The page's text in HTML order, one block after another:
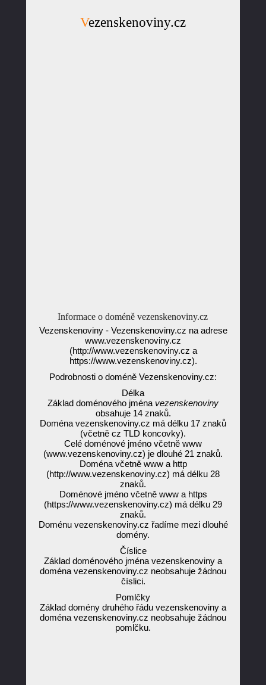
Vezenskenoviny.cz
Informace o doméně vezenskenoviny.cz
Vezenskenoviny - Vezenskenoviny.cz na adrese
www.vezenskenoviny.cz
(http://www.vezenskenoviny.cz a
https://www.vezenskenoviny.cz).
Podrobnosti o doméně Vezenskenoviny.cz:
Délka
Základ doménového jména vezenskenoviny
obsahuje 14 znaků.
Doména vezenskenoviny.cz má délku 17 znaků
(včetně cz TLD koncovky).
Celé doménové jméno včetně www
(www.vezenskenoviny.cz) je dlouhé 21 znaků.
Doména včetně www a http
(http://www.vezenskenoviny.cz) má délku 28
znaků.
Doménové jméno včetně www a https
(https://www.vezenskenoviny.cz) má délku 29
znaků.
Doménu vezenskenoviny.cz řadíme mezi dlouhé
domény.
Číslice
Základ doménového jména vezenskenoviny a
doména vezenskenoviny.cz neobsahuje žádnou
číslici.
Pomlčky
Základ domény druhého řádu vezenskenoviny a
doména vezenskenoviny.cz neobsahuje žádnou
pomlčku.